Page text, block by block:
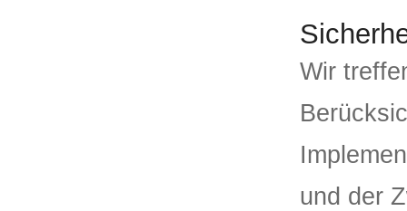
Wir
und der